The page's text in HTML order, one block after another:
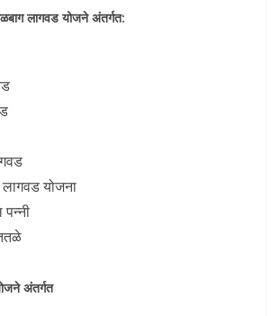
लागवड योजने अंतर्गत:
योजना
अंतर्गत